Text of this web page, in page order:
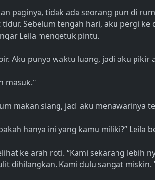
paginya, tidak ada seorang pun di
Sebelum tengah hari, aku pergi
Leila mengetuk pintu.
Aku punya waktu luang, jadi aku pikir
masuk."
makan siang, jadi aku menawarinya
hanya ini yang kamu miliki?” Leila
ke arah roti. “Kami sekarang lebih
dihilangkan. Kami dulu sangat miskin.